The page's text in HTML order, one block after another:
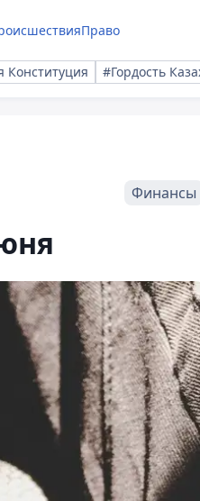
Право
Конституция #Гордость
Финансы